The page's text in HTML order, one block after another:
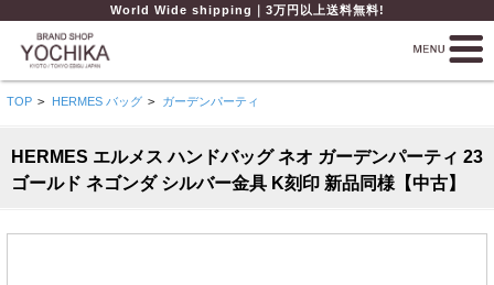
World Wide shipping｜3万円以上送料無料!
TOP > HERMES バッグ > ガーデンパーティ
HERMES エルメス ハンドバッグ ネオ ガーデンパーティ 23
ゴールド ネゴンダ シルバー金具 K刻印 新品同様【中古】